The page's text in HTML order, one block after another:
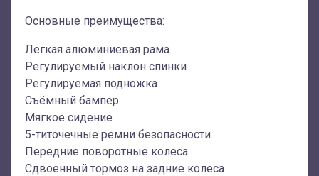
Основные преимущества:
Легкая алюминиевая рама
Регулируемый наклон спинки
Регулируемая подножка
Съёмный бампер
Мягкое сидение
5-титочечные ремни безопасности
Передние поворотные колеса
Сдвоенный тормоз на задние колеса